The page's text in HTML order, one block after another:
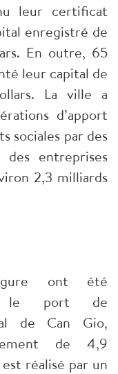
leur certificat
enregistré de
En outre, 65
leur capital de
La ville a
d’apport
sociales par des
des entreprises
2,3 milliards
ont été
le port de
de Can Gio,
de 4,9
réalisé par un